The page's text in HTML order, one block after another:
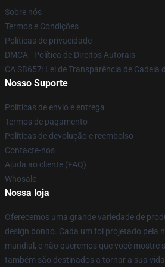
Sobre nós
Termos e Condições
Políticas de privacidade
DMCA - Política de Direitos Autorais
CA SB657: Lei de Transparência de Cadeia
Nosso Suporte
Políticas de envio e entrega
Termos de pagamento
Políticas de devolução e reembolso
Contacte-nos
Ajuda ao cliente (FAQ)
Whosale
Nossa loja
Oferecemos uma grande variedade de
design bonito. Cada um foi projetado pela
mundial, e não queremos que você mostre
também são destinados a tornar a sua